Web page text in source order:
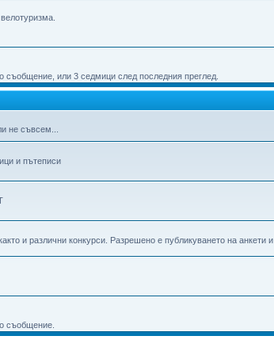
съобщение, или 3 седмици след последния преглед.
не съвсем...
и пътеписи
и различни конкурси. Разрешено е публикуването на анкети
съобщение.